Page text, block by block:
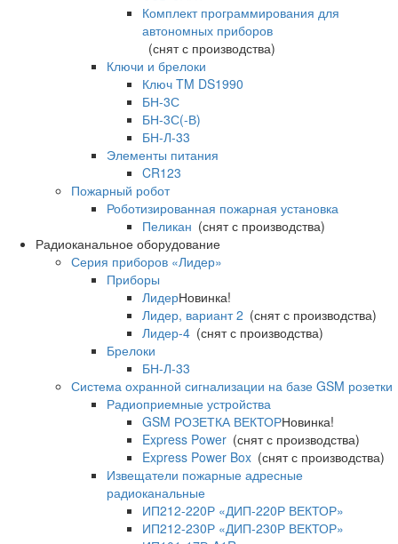
Комплект программирования для
автономных приборов
(снят с производства)
Ключи и брелоки
Ключ TM DS1990
БН-3С
БН-3С(-В)
БН-Л-33
Элементы питания
CR123
Пожарный робот
Роботизированная пожарная установка
Пеликан (снят с производства)
Радиоканальное оборудование
Серия приборов «Лидер»
Приборы
ЛидерНовинка!
Лидер, вариант 2 (снят с производства)
Лидер-4 (снят с производства)
Брелоки
БН-Л-33
Система охранной сигнализации на базе GSM розетки
Радиоприемные устройства
GSM РОЗЕТКА ВЕКТОРНовинка!
Express Power (снят с производства)
Express Power Box (снят с производства)
Извещатели пожарные адресные
радиоканальные
ИП212-220Р «ДИП-220Р ВЕКТОР»
ИП212-230Р «ДИП-230Р ВЕКТОР»